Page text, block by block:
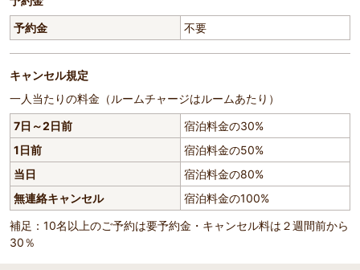
予約金
不要
キャンセル規定
一人当たりの料金（ルームチャージはルームあたり）
7日～2日前
宿泊料金の30%
1日前
宿泊料金の50%
当日
宿泊料金の80%
無連絡キャンセル
宿泊料金の100%
補足：10名以上のご予約は要予約金・キャンセル料は２週間前から
30％